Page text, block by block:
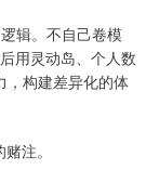
辑。不自己卷模
用灵动岛、个人数
，构建差异化的体
注。